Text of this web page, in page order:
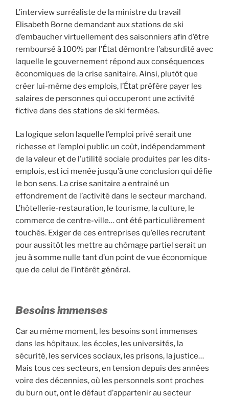
L’interview surréaliste de la ministre du travail
Elisabeth Borne demandant aux stations de ski
d’embaucher virtuellement des saisonniers afin d’être
remboursé à 100% par l’État démontre l’absurdité avec
laquelle le gouvernement répond aux conséquences
économiques de la crise sanitaire. Ainsi, plutôt que
créer lui-même des emplois, l’État préfère payer les
salaires de personnes qui occuperont une activité
fictive dans des stations de ski fermées.
La logique selon laquelle l’emploi privé serait une
richesse et l’emploi public un coût, indépendamment
de la valeur et de l’utilité sociale produites par les dits-
emplois, est ici menée jusqu’à une conclusion qui défie
le bon sens. La crise sanitaire a entrainé un
effondrement de l’activité dans le secteur marchand.
L’hôtellerie-restauration, le tourisme, la culture, le
commerce de centre-ville… ont été particulièrement
touchés. Exiger de ces entreprises qu’elles recrutent
pour aussitôt les mettre au chômage partiel serait un
jeu à somme nulle tant d’un point de vue économique
que de celui de l’intérêt général.
Besoins immenses
Car au même moment, les besoins sont immenses
dans les hôpitaux, les écoles, les universités, la
sécurité, les services sociaux, les prisons, la justice…
Mais tous ces secteurs, en tension depuis des années
voire des décennies, où les personnels sont proches
du burn out, ont le défaut d’appartenir au secteur